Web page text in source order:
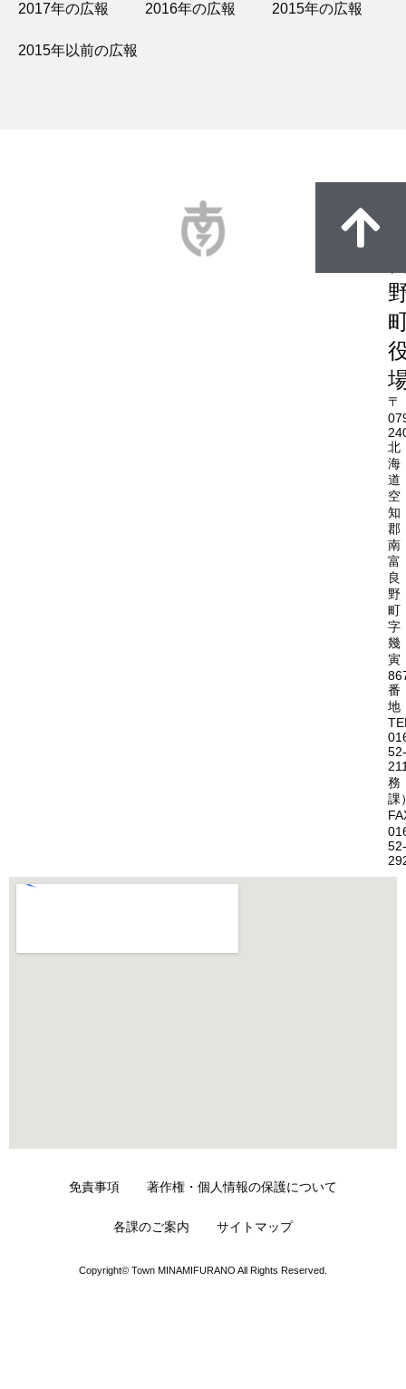
2017年の広報 2016年の広報 2015年の広報
2015年以前の広報
〒
北
海
道
空
知
郡
南
富
良
野
町
字
幾
寅
番
地
52-
務
課
52-
免責事項 著作権・個人情報の保護について
各課のご案内 サイトマップ
Copyright© Town MINAMIFURANO All Rights Reserved.